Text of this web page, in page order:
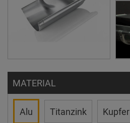
MATERIAL
Alu Titanzink Kupfer